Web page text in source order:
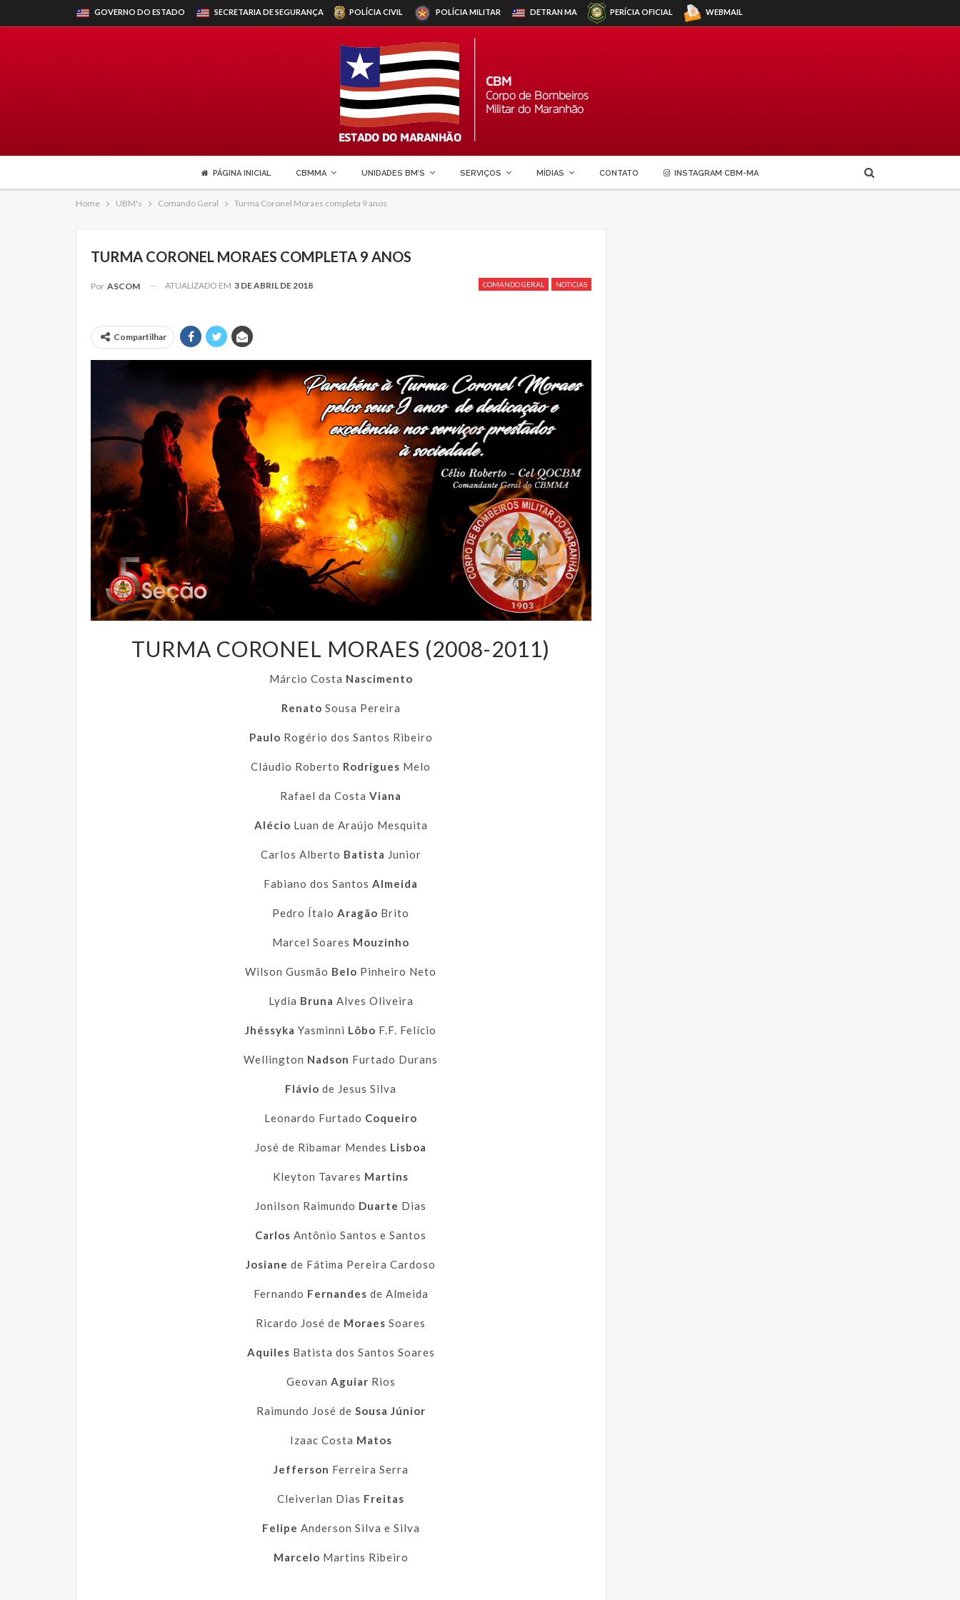
GOVERNO DO ESTADO SECRETARIA DE SEGURANÇA POLÍCIA CIVIL POLÍCIA MILITAR DETRANMA PERÍCIA OFICIAL WEBMAIL
PÁGINA INICIAL CBMMA UNIDADES BM’S SERVIÇOS MÍDIAS CONTATO INSTAGRAM CBM-MA
Home UBM's Comando Geral Turma Coronel Moraes completa 9 anos
TURMA CORONEL MORAES COMPLETA 9 ANOS
COMANDO GERAL NOTICIAS
Por ASCOM ATUALIZADO EM 3 DE ABRIL DE 2018
Compartilhar
TURMA CORONEL MORAES (2008-2011)
Márcio Costa Nascimento
Renato Sousa Pereira
Paulo Rogério dos Santos Ribeiro
Cláudio Roberto Rodrigues Melo
Rafael da CostaViana
Alécio Luan de Araújo Mesquita
Carlos Alberto Batista Junior
Fabiano dos SantosAlmeida
Pedro ÍtaloAragão Brito
Marcel Soares Mouzinho
Wilson Gusmão Belo Pinheiro Neto
Lydia Bruna Alves Oliveira
Jhéssyka Yasminni Lôbo F.F. Felício
Wellington Nadson Furtado Durans
Flávio de Jesus Silva
Leonardo Furtado Coqueiro
José de Ribamar Mendes Lisboa
Kleyton Tavares Martins
Jonilson Raimundo Duarte Dias
Carlos Antônio Santos e Santos
Josiane de Fátima Pereira Cardoso
Fernando Fernandes de Almeida
Ricardo José de Moraes Soares
Aquiles Batista dos Santos Soares
Geovan Aguiar Rios
Raimundo José de Sousa Júnior
Izaac Costa Matos
Jefferson Ferreira Serra
Cleiverlan Dias Freitas
Felipe Anderson Silva e Silva
Marcelo Martins Ribeiro